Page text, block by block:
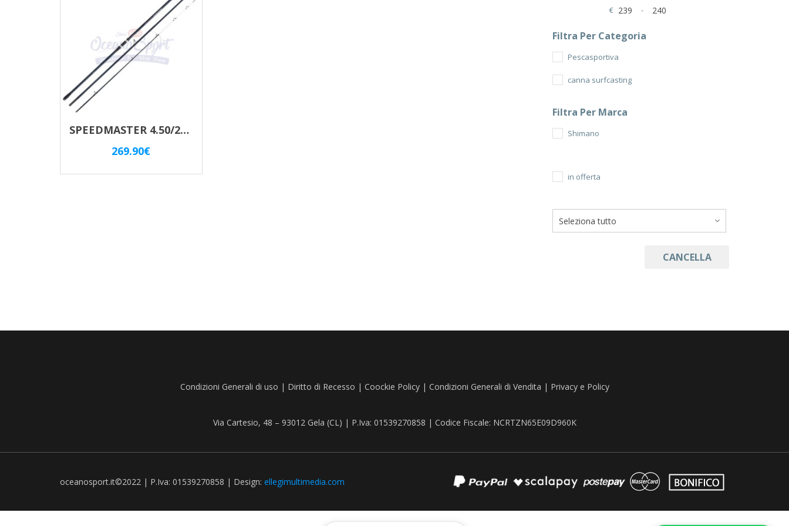
SPEEDMASTER 4.50/200 H SURF HYBRID SHIMANO
269.90€
€
Minimum Price
-
Maximum Price
Filtra Per Categoria
Pescasportiva
canna surfcasting
Filtra Per Marca
Shimano
in offerta
CANCELLA
Condizioni Generali di uso | Diritto di Recesso | Coockie Policy| Condizioni Generali di Vendita | Privacy e Policy
Via Cartesio, 48 – 93012 Gela (CL) | P.Iva: 01539270858 | Codice Fiscale: NCRTZN65E09D960K
oceanosport.it©2022 | P.Iva: 01539270858 | Design: ellegimultimedia.com